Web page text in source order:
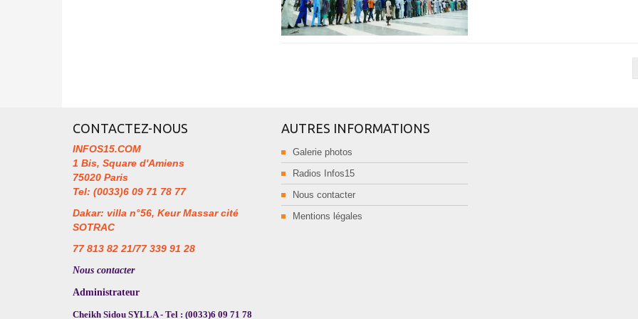
CONTACTEZ-NOUS
INFOS15.COM
1 Bis, Square d'Amiens
75020 Paris
Tel: (0033)6 09 71 78 77
Dakar: villa n°56, Keur Massar cité
SOTRAC
77 813 82 21/77 339 91 28
Nous contacter
Administrateur
Cheikh Sidou SYLLA - Tel : (0033)6 09 71 78
AUTRES INFORMATIONS
Galerie photos
Radios Infos15
Nous contacter
Mentions légales